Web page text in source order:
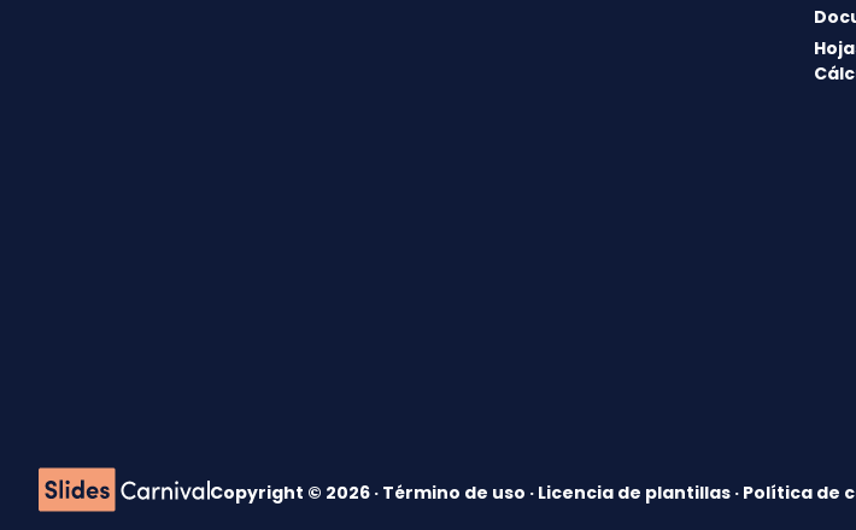
Copyright © 2026 · Término de uso · Licencia de plantillas · Política de